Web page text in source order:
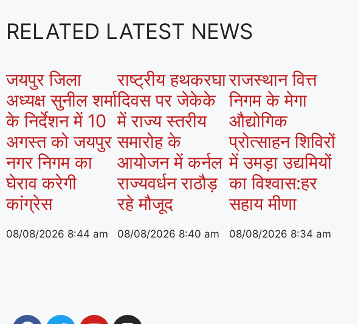
RELATED LATEST NEWS
जयपुर जिला
अध्यक्ष सुनील शर्मा
के निर्देशन में 10
अगस्त को जयपुर
नगर निगम का
घेराव करेगी
कांग्रेस
08/08/2026 8:44 am
राष्ट्रीय हथकरघा
दिवस पर जेकेके
में राज्य स्तरीय
समारोह के
आयोजन में कर्नल
राज्यवर्धन राठौड़
रहे मौजूद
08/08/2026 8:40 am
राजस्थान वित्त
निगम के मेगा
औद्योगिक
प्रोत्साहन शिविरों
में उमड़ा उद्यमियों
का विश्वास:हर
सहाय मीणा
08/08/2026 8:34 am